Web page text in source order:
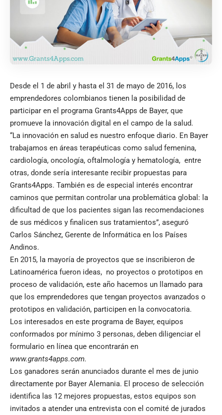
Desde el 1 de abril y hasta el 31 de mayo de 2016, los
emprendedores colombianos tienen la posibilidad de
participar en el programa Grants4Apps de Bayer, que
promueve la innovación digital en el campo de la salud.
“La innovación en salud es nuestro enfoque diario. En Bayer
trabajamos en áreas terapéuticas como salud femenina,
cardiología, oncología, oftalmología y hematología, entre
otras, donde sería interesante recibir propuestas para
Grants4Apps. También es de especial interés encontrar
caminos que permitan controlar una problemática global: la
dificultad de que los pacientes sigan las recomendaciones
de sus médicos y finalicen sus tratamientos”, aseguró
Carlos Sánchez, Gerente de Informática en los Países
Andinos.
En 2015, la mayoría de proyectos que se inscribieron de
Latinoamérica fueron ideas, no proyectos o prototipos en
proceso de validación, este año hacemos un llamado para
que los emprendedores que tengan proyectos avanzados o
prototipos en validación, participen en la convocatoria.
Los interesados en este programa de Bayer, equipos
conformados por mínimo 3 personas, deben diligenciar el
formulario en línea que encontrarán en
www.grants4apps.com.
Los ganadores serán anunciados durante el mes de junio
directamente por Bayer Alemania. El proceso de selección
identifica las 12 mejores propuestas, estos equipos son
invitados a atender una entrevista con el comité de jurados